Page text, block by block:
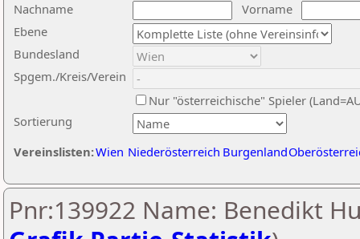
Nachname
Vorname
Ebene
Sortierung
Bundesland
Spgem./Kreis/Verein
Nur "österreichische" Spieler
Vereinslisten:Wien Niederösterreich Burgenland
Pnr:139922 Name: Benedikt